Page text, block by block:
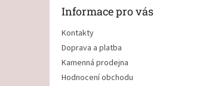
Informace pro vás
Kontakty
Doprava a platba
Kamenná prodejna
Hodnocení obchodu